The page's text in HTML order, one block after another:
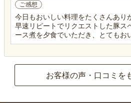
ご感想
今日もおいしい料理をたくさんあり
早速リピートでリクエストした豚ス
ース煮を夕食でいただき、とてもお
お客様の声・口コミを